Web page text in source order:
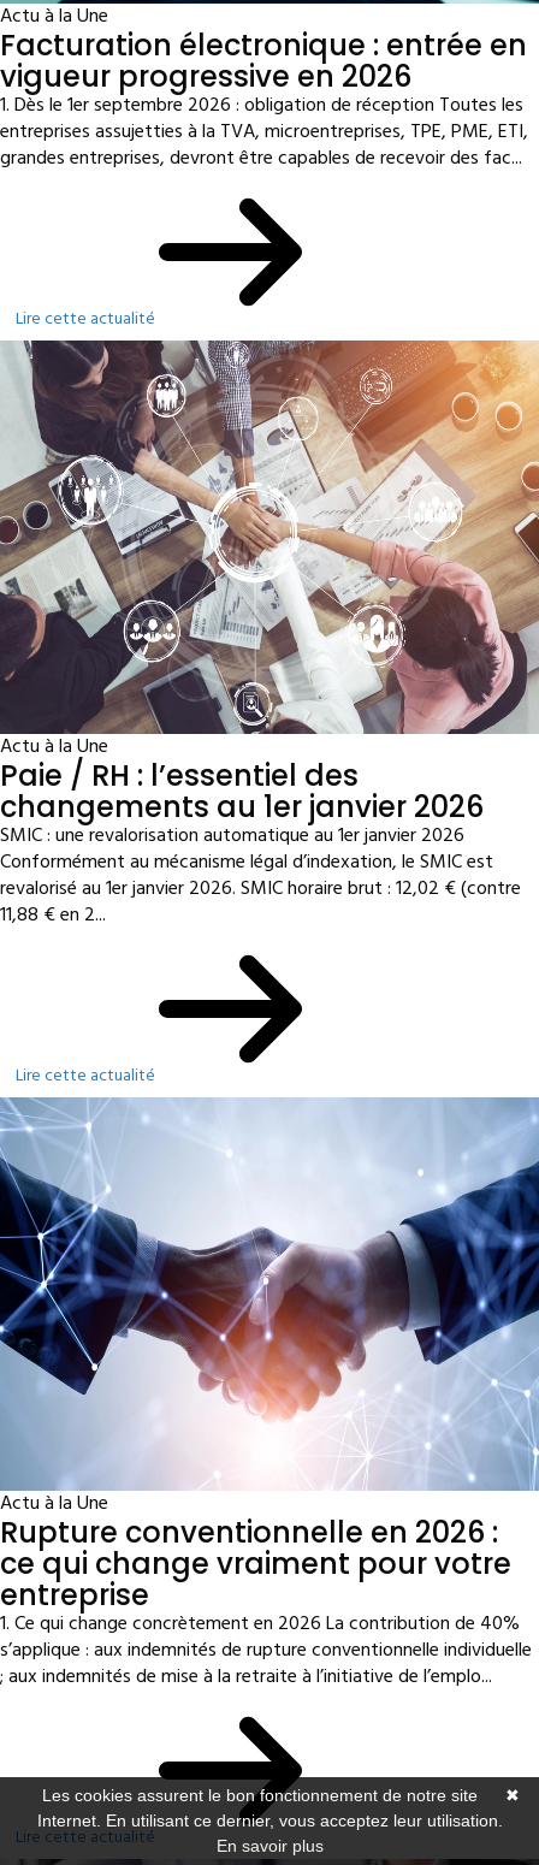
Actu à la Une
Facturation électronique : entrée en
vigueur progressive en 2026
1. Dès le 1er septembre 2026 : obligation de réception Toutes les
entreprises assujetties à la TVA, microentreprises, TPE, PME, ETI,
grandes entreprises, devront être capables de recevoir des fac...
Lire cette actualité
Actu à la Une
Paie / RH : l’essentiel des
changements au 1er janvier 2026
SMIC : une revalorisation automatique au 1er janvier 2026
Conformément au mécanisme légal d’indexation, le SMIC est
revalorisé au 1er janvier 2026. SMIC horaire brut : 12,02 € (contre
11,88 € en 2...
Lire cette actualité
Actu à la Une
Rupture conventionnelle en 2026 :
ce qui change vraiment pour votre
entreprise
1. Ce qui change concrètement en 2026 La contribution de 40%
s’applique : aux indemnités de rupture conventionnelle individuelle
; aux indemnités de mise à la retraite à l’initiative de l’emplo...
Lire cette actualité
✖
Les cookies assurent le bon fonctionnement de notre site
Internet. En utilisant ce dernier, vous acceptez leur utilisation.
En savoir plus